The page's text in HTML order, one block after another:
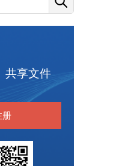
共享文件
册